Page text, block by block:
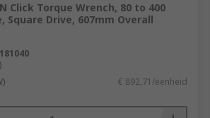
Click Torque Wrench, 80 to 400
Square Drive, 607mm Overall
€ 892,71/eenheid